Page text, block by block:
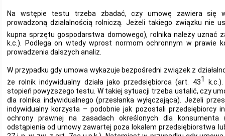
Na wstępie testu trzeba zbadać, czy umowę zawiera się
prowadzoną działalnością rolniczą. Jeżeli takiego związku nie
kupna sprzętu gospodarstwa domowego), rolnika należy uznać
k.c.). Podlega on wtedy wprost normom ochronnym w prawie
prowadzenia dalszych analiz.
W przypadku gdy umowa wykazuje bezpośredni związek z
że rolnik indywidualny działa jako przedsiębiorca (art. 431
stopień powyższego testu. W takiej sytuacji trzeba ustalić, czy
dla rolnika indywidualnego (przesłanka wyłączająca). Jeżeli
indywidualny korzysta – podobnie jak pozostali przedsiębiorcy
ochrony prawnej na zasadach określonych dla konsumenta
odstąpienia od umowy zawartej poza lokalem przedsiębiorstwa